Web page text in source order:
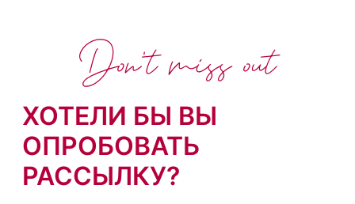
ХОТЕЛИ БЫ ВЫ
ОПРОБОВАТЬ
РАССЫЛКУ?
Don't miss out